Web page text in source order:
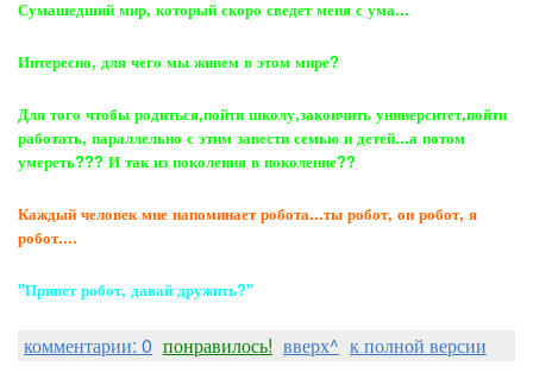
Сумашедший мир, который скоро сведет меня с ума...
Интересно, для чего мы живем в этом мире?
Для того чтобы родиться,пойти школу,закончить университет,пойти
работать, параллельно с этим завести семью и детей...а потом
умереть??? И так из поколения в поколение??
Каждый человек мне напоминает робота...ты робот, он робот, я
робот....
"Привет робот, давай дружить?"
комментарии: 0 понравилось! вверх^ к полной версии